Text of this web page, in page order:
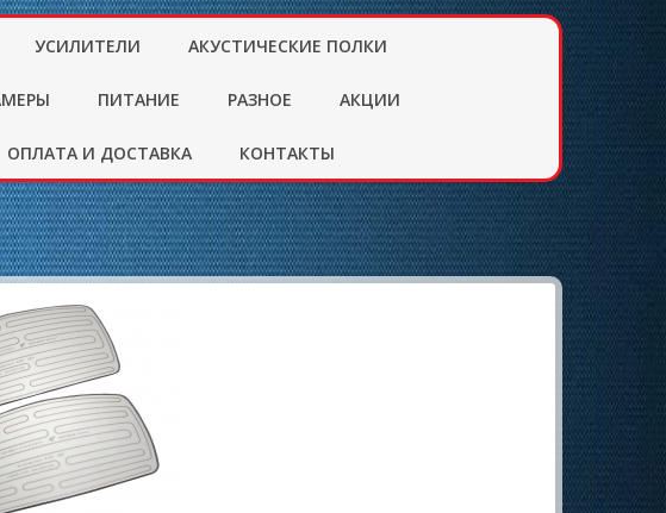
УСИЛИТЕЛИ АКУСТИЧЕСКИЕ ПОЛКИ
ПИТАНИЕ РАЗНОЕ АКЦИИ
ОПЛАТА И ДОСТАВКА КОНТАКТЫ